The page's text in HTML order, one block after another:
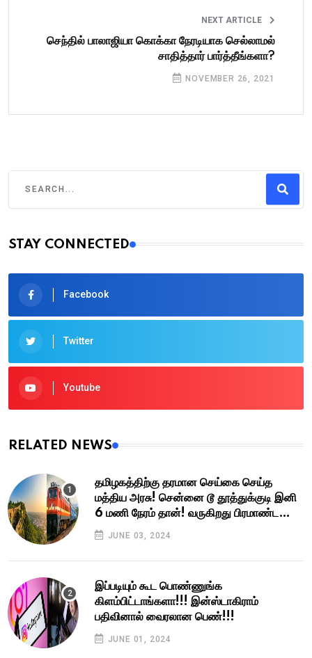
NEXT ARTICLE
செந்தில் பாலாஜியா கொக்கா நேரடியாக செல்லாமல்
சாதித்தார் பார்த்தீங்களா?
NOVEMBER 26, 2021
STAY CONNECTED
Facebook
Twitter
Youtube
RELATED NEWS
தமிழகத்திற்கு தரமான செய்கை செய்த
மத்திய அரசு! சென்னை டூ தூத்துக்குடி இனி
6 மணி நேரம் தான்! வருகிறது பிரமாண்ட
எக்ஸ்பிரஸ் வே!
JUNE 03, 2024
இப்படியும் கூட பொண்ணுங்க
கிளம்பிட்டாங்களா!!! இன்ஸ்டாகிராம்
பதிவினால் வைரலான பெண்!!!
JUNE 01, 2024